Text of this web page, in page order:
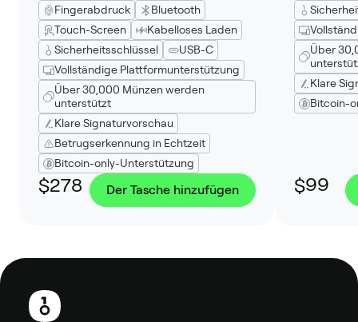
Fingerabdruck
Bluetooth
Touch-Screen
Kabelloses Laden
Sicherheitsschlüssel
USB-C
Vollständige Plattformunterstützung
Über 30,000 Münzen werden
unterstützt
Klare Signaturvorschau
Betrugserkennung in Echtzeit
Bitcoin-only-Unterstützung
$278 Der Tasche hinzufügen
Über
Klare
Bitcoin-
$99
Fußzeile